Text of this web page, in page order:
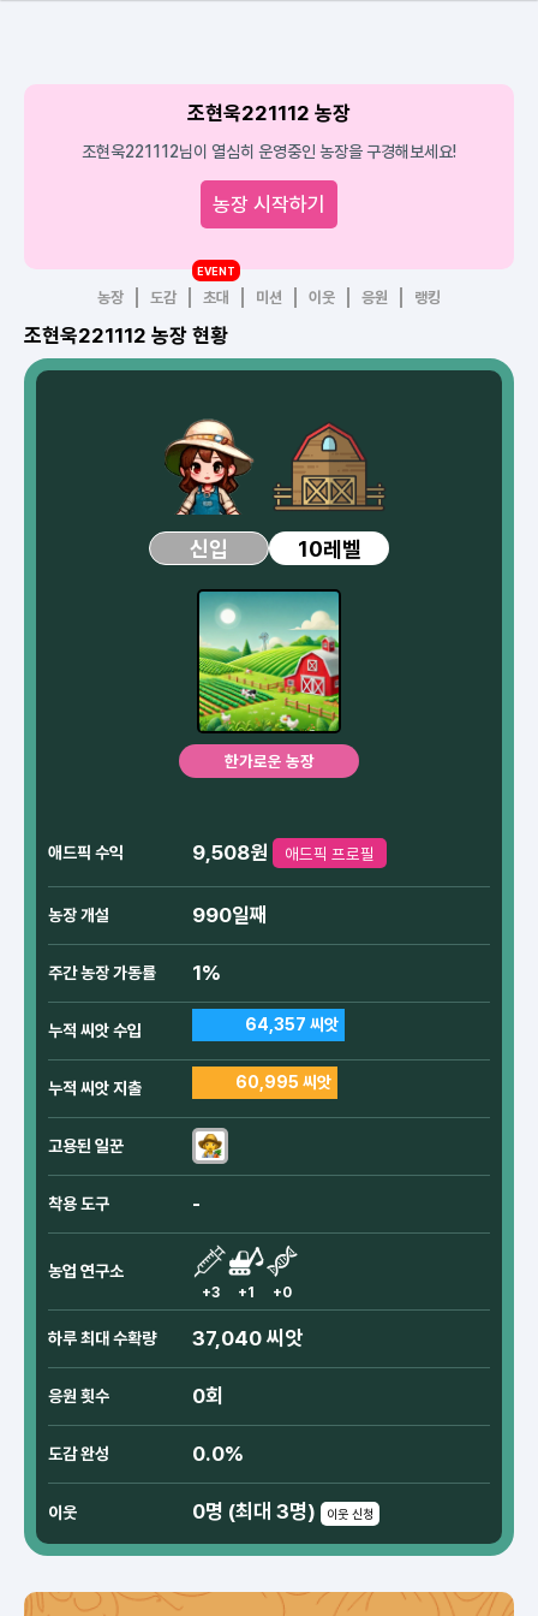
조현욱221112 농장
조현욱221112님이 열심히 운영중인 농장을 구경해보세요!
농장 시작하기
농장 도감 초대
EVENT
미션 이웃 응원 랭킹
조현욱221112 농장 현황
신입 10레벨
한가로운 농장
애드픽 수익 9,508원 애드픽 프로필
농장 개설 990일째
주간 농장 가동률 1%
누적 씨앗 수입 64,357 씨앗
누적 씨앗 지출 60,995 씨앗
고용된 일꾼
착용 도구 -
농업 연구소
+3 +1 +0
하루 최대 수확량 37,040 씨앗
응원 횟수 0회
도감 완성 0.0%
이웃 0명 (최대 3명) 이웃 신청